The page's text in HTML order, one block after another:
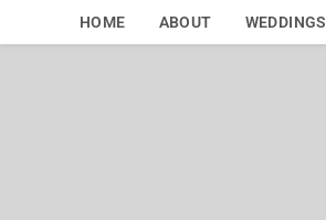
HOME ABOUT WEDDINGS